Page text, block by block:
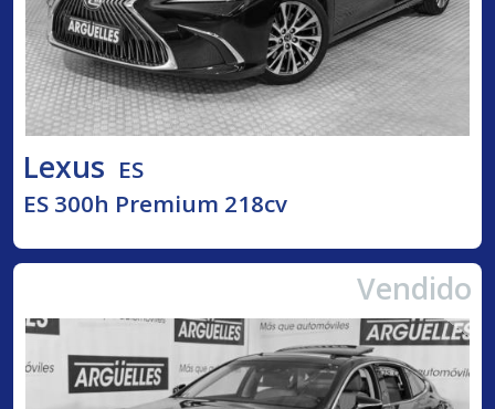
Lexus ES
ES 300h Premium 218cv
Vendido